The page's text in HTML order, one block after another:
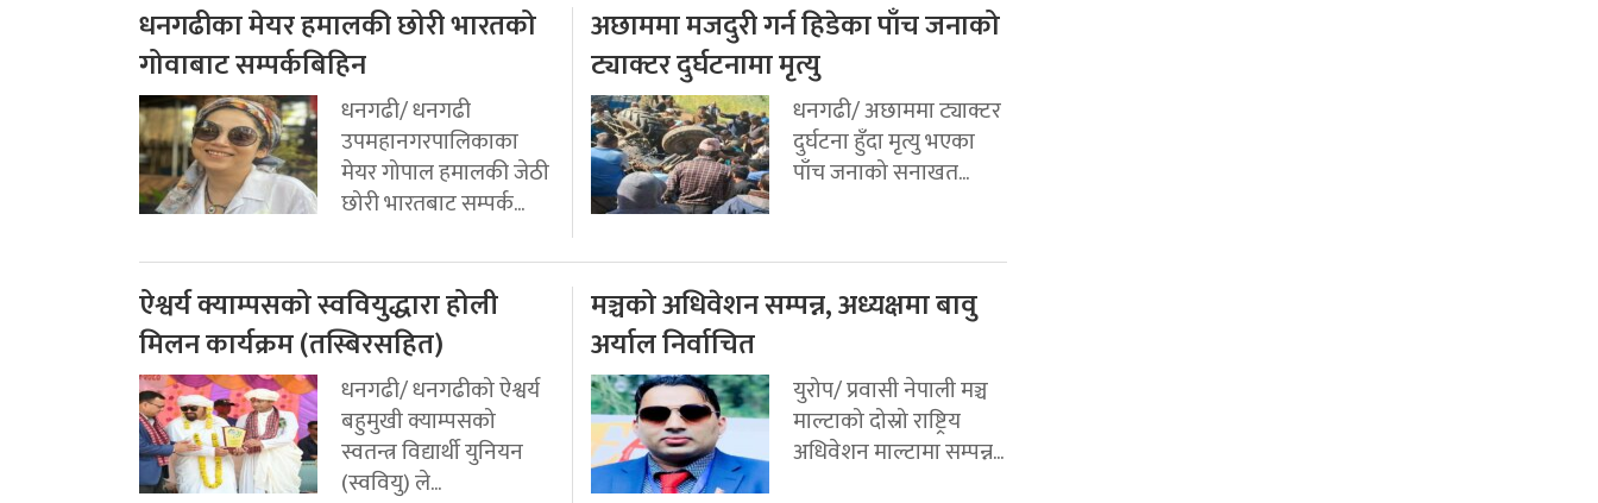
धनगढीका मेयर हमालकी छोरी भारतको
गोवाबाट सम्पर्कबिहिन
धनगढी/ धनगढी
उपमहानगरपालिकाका
मेयर गोपाल हमालकी जेठी
छोरी भारतबाट सम्पर्क...
अछाममा मजदुरी गर्न हिडेका पाँच जनाको
ट्याक्टर दुर्घटनामा मृत्यु
धनगढी/ अछाममा ट्याक्टर
दुर्घटना हुँदा मृत्यु भएका
पाँच जनाको सनाखत...
ऐश्वर्य क्याम्पसको स्ववियुद्धारा होली
मिलन कार्यक्रम (तस्बिरसहित)
धनगढी/ धनगढीको ऐश्वर्य
बहुमुखी क्याम्पसको
स्वतन्त्र विद्यार्थी युनियन
(स्ववियु) ले...
मञ्चको अधिवेशन सम्पन्न, अध्यक्षमा बावु
अर्याल निर्वाचित
युरोप/ प्रवासी नेपाली मञ्च
माल्टाको दोस्रो राष्ट्रिय
अधिवेशन माल्टामा सम्पन्न...